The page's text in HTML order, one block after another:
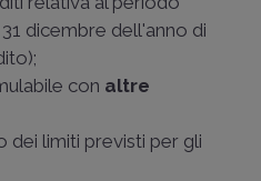
dicembre dell'anno di
con altre
dei limiti previsti per gli